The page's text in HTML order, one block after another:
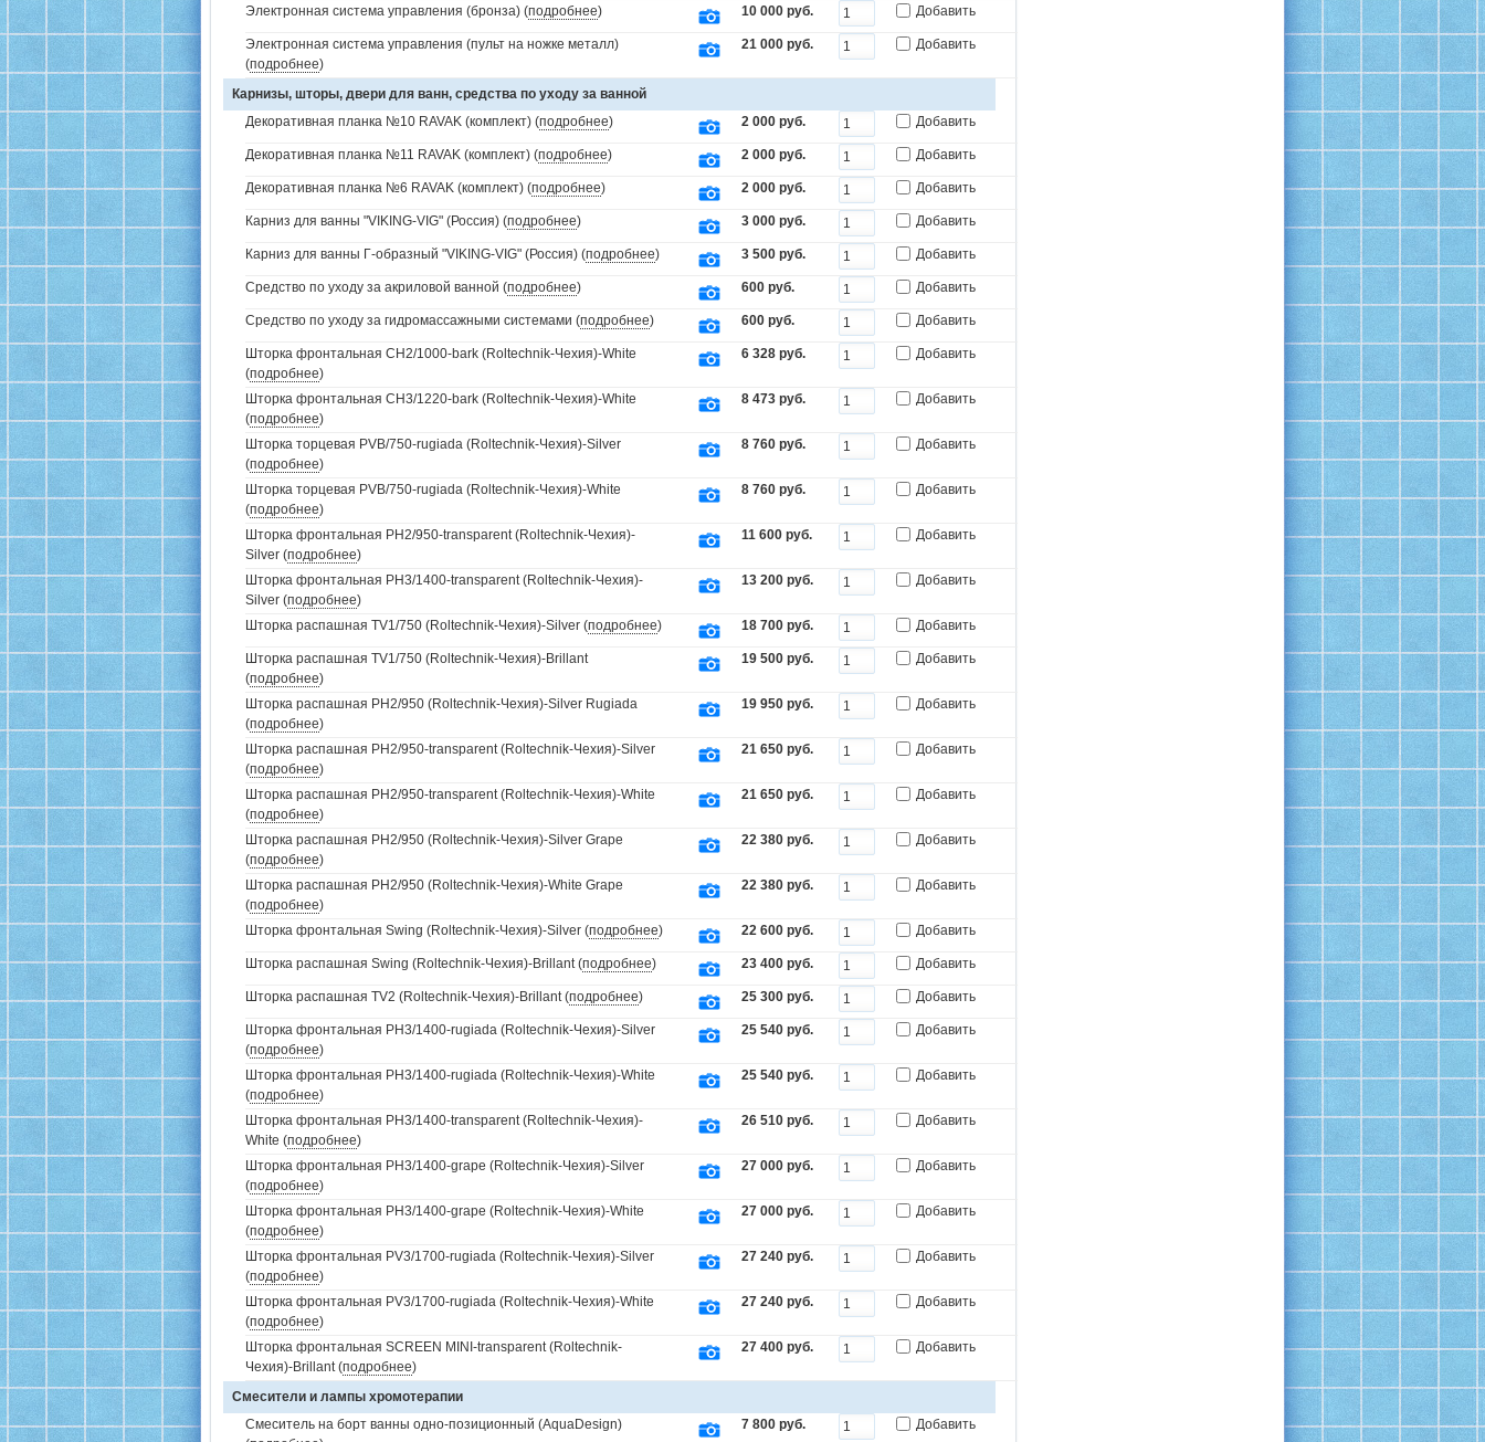
Электронная система управления (бронза) (подробнее) 10 000 руб. Добавить
Электронная система управления (пульт на ножке металл)
(подробнее)
21 000 руб. Добавить
Карнизы, шторы, двери для ванн, средства по уходу за ванной
Декоративная планка №10 RAVAK (комплект) (подробнее) 2 000 руб. Добавить
Декоративная планка №11 RAVAK (комплект) (подробнее) 2 000 руб. Добавить
Декоративная планка №6 RAVAK (комплект) (подробнее) 2 000 руб. Добавить
Карниз для ванны "VIKING-VIG" (Россия) (подробнее) 3 000 руб. Добавить
Карниз для ванны Г-образный "VIKING-VIG" (Россия) (подробнее) 3 500 руб. Добавить
Средство по уходу за акриловой ванной (подробнее) 600 руб. Добавить
Средство по уходу за гидромассажными системами (подробнее) 600 руб. Добавить
Шторка фронтальная CH2/1000-bark (Roltechnik-Чехия)-White
(подробнее)
6 328 руб. Добавить
Шторка фронтальная CH3/1220-bark (Roltechnik-Чехия)-White
(подробнее)
8 473 руб. Добавить
Шторка торцевая PVB/750-rugiada (Roltechnik-Чехия)-Silver
(подробнее)
8 760 руб. Добавить
Шторка торцевая PVB/750-rugiada (Roltechnik-Чехия)-White
(подробнее)
8 760 руб. Добавить
Шторка фронтальная PH2/950-transparent (Roltechnik-Чехия)-
Silver (подробнее)
11 600 руб. Добавить
Шторка фронтальная PH3/1400-transparent (Roltechnik-Чехия)-
Silver (подробнее)
13 200 руб. Добавить
Шторка распашная TV1/750 (Roltechnik-Чехия)-Silver (подробнее) 18 700 руб. Добавить
Шторка распашная TV1/750 (Roltechnik-Чехия)-Brillant
(подробнее)
19 500 руб. Добавить
Шторка распашная PH2/950 (Roltechnik-Чехия)-Silver Rugiada
(подробнее)
19 950 руб. Добавить
Шторка распашная PH2/950-transparent (Roltechnik-Чехия)-Silver
(подробнее)
21 650 руб. Добавить
Шторка распашная PH2/950-transparent (Roltechnik-Чехия)-White
(подробнее)
21 650 руб. Добавить
Шторка распашная PH2/950 (Roltechnik-Чехия)-Silver Grape
(подробнее)
22 380 руб. Добавить
Шторка распашная PH2/950 (Roltechnik-Чехия)-White Grape
(подробнее)
22 380 руб. Добавить
Шторка фронтальная Swing (Roltechnik-Чехия)-Silver (подробнее) 22 600 руб. Добавить
Шторка распашная Swing (Roltechnik-Чехия)-Brillant (подробнее) 23 400 руб. Добавить
Шторка распашная TV2 (Roltechnik-Чехия)-Brillant (подробнее) 25 300 руб. Добавить
Шторка фронтальная PH3/1400-rugiada (Roltechnik-Чехия)-Silver
(подробнее)
25 540 руб. Добавить
Шторка фронтальная PH3/1400-rugiada (Roltechnik-Чехия)-White
(подробнее)
25 540 руб. Добавить
Шторка фронтальная PH3/1400-transparent (Roltechnik-Чехия)-
White (подробнее)
26 510 руб. Добавить
Шторка фронтальная PH3/1400-grape (Roltechnik-Чехия)-Silver
(подробнее)
27 000 руб. Добавить
Шторка фронтальная PH3/1400-grape (Roltechnik-Чехия)-White
(подробнее)
27 000 руб. Добавить
Шторка фронтальная PV3/1700-rugiada (Roltechnik-Чехия)-Silver
(подробнее)
27 240 руб. Добавить
Шторка фронтальная PV3/1700-rugiada (Roltechnik-Чехия)-White
(подробнее)
27 240 руб. Добавить
Шторка фронтальная SCREEN MINI-transparent (Roltechnik-
Чехия)-Brillant (подробнее)
27 400 руб. Добавить
Смесители и лампы хромотерапии
Смеситель на борт ванны одно-позиционный (AquaDesign)
7 800 руб. Добавить